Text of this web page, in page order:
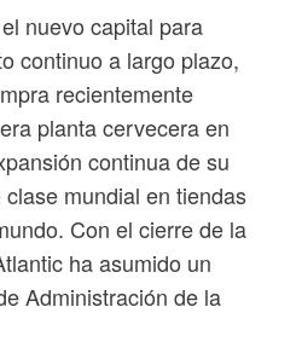
nuevo capital para
continuo a largo plazo,
recientemente
planta cervecera en
continua de su
mundial en tiendas
Con el cierre de la
ha asumido un
Administración de la